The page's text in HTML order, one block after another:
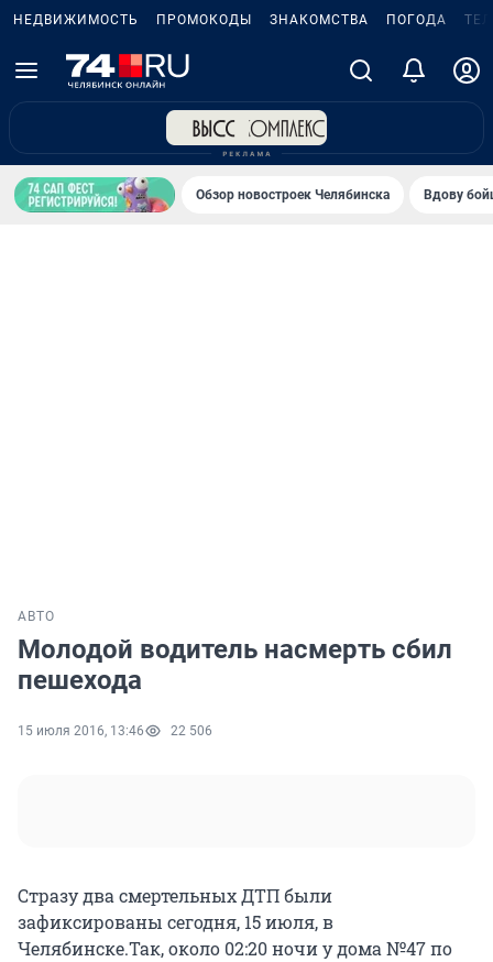
НЕДВИЖИМОСТЬ ПРОМОКОДЫ ЗНАКОМСТВА ПОГОДА
Обзор новостроек Челябинска Вдову
АВТО
Молодой водитель насмерть сбил
пешехода
15 июля 2016, 13:46 22 506
Стразу два смертельных ДТП были
зафиксированы сегодня, 15 июля, в
Челябинске.Так, около 02:20 ночи у дома №47 по